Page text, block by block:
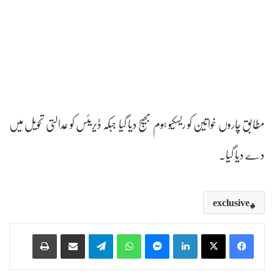
مطابق چاروں خواتین کو ریسکیو ہوم بھیج دیا گیا جبکہ ڈیریئس کو عدالتی تحویل میں
دے دیا گیا۔
exclusive
LinkedIn
WhatsApp
Telegram